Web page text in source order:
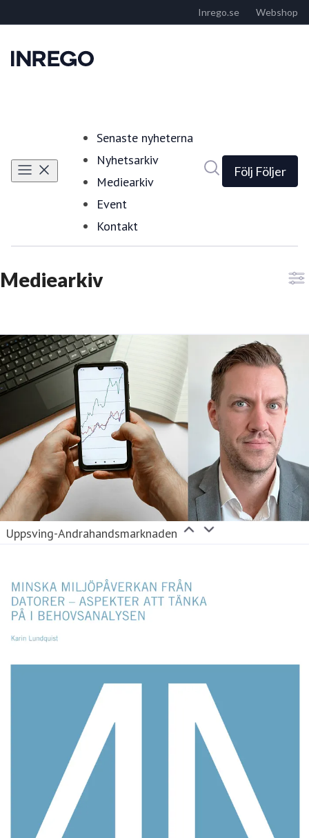
Senaste nyheterna
Nyhetsarkiv
Mediearkiv
Event
Kontakt
Följ Följer
Mediearkiv
Uppsving-Andrahandsmarknaden